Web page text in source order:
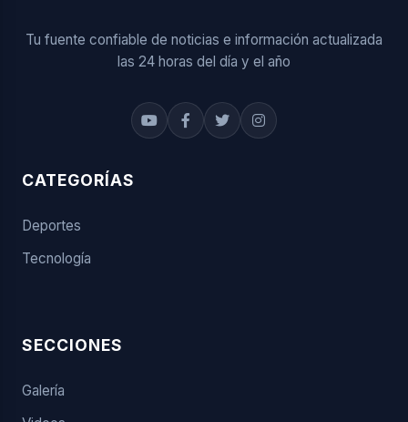
Tu fuente confiable de noticias e información actualizada
las 24 horas del día y el año
CATEGORÍAS
Deportes
Tecnología
SECCIONES
Galería